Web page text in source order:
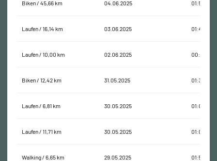
Biken / 45,66 km 04.06.2025 01:53:31
Laufen / 16,14 km 03.06.2025 01:48:37
Laufen / 10,00 km 02.06.2025 00:51:08
Biken / 12,42 km 31.05.2025 01:37:09
Laufen / 6,81 km 30.05.2025 01:04:36
Laufen / 11,71 km 30.05.2025 01:07:47
Walking / 6,65 km 29.05.2025 01:50:44